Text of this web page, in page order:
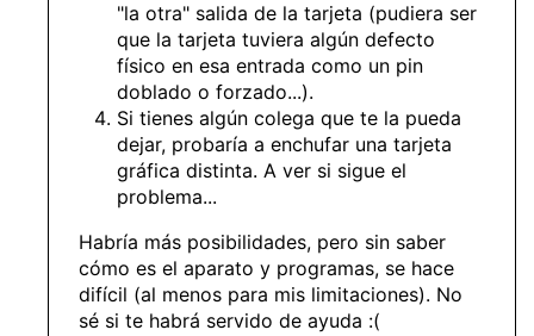
"la otra" salida de la tarjeta (pudiera ser
que la tarjeta tuviera algún defecto
físico en esa entrada como un pin
doblado o forzado...).
Si tienes algún colega que te la pueda
dejar, probaría a enchufar una tarjeta
gráfica distinta. A ver si sigue el
problema...
Habría más posibilidades, pero sin saber
cómo es el aparato y programas, se hace
difícil (al menos para mis limitaciones). No
sé si te habrá servido de ayuda :(